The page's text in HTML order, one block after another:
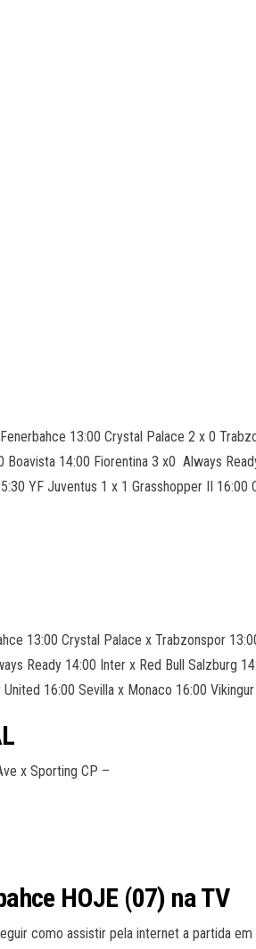
13:00 Crystal Palace 2 x 0
14:00 Fiorentina 3 x0 Always
YF Juventus 1 x 1 Grasshopper II
13:00 Crystal Palace x Trabzonspor
Ready 14:00 Inter x Red Bull Salzburg
16:00 Sevilla x Monaco 16:00
x Sporting CP –
HOJE (07) na TV
como assistir pela internet a partida